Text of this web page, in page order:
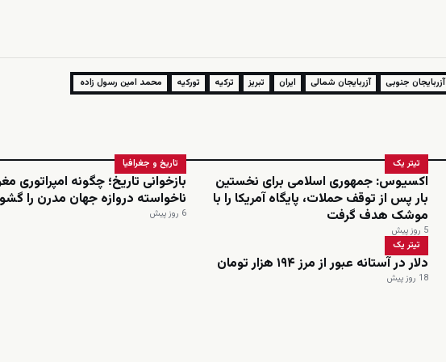
آزربایجان جنوبی آزربایجان شمالی ایران تبریز ترکیه تورکیه محمد امین رسول زاده
تیتر یک
اکسیوس: جمهوری اسلامی برای نخستین
بار پس از توقف حملات، پایگاه آمریکا را با
موشک هدف گرفت
5 روز پیش
تاریخ و جغرافیا
بازخوانی تاریخ؛ چگونه امپراتوری
ناخواسته دروازه جهان مدرن را
6 روز پیش
تیتر یک
دلار در آستانه عبور از مرز ۱۹۴ هزار تومان
18 روز پیش